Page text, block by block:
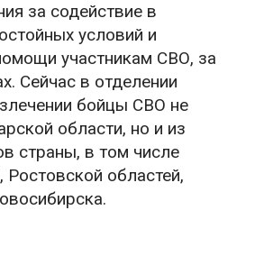
за содействие в
условий и
участникам СВО, за
Сейчас в отделении
бойцы СВО не
области, но и из
страны, в том числе
областей,